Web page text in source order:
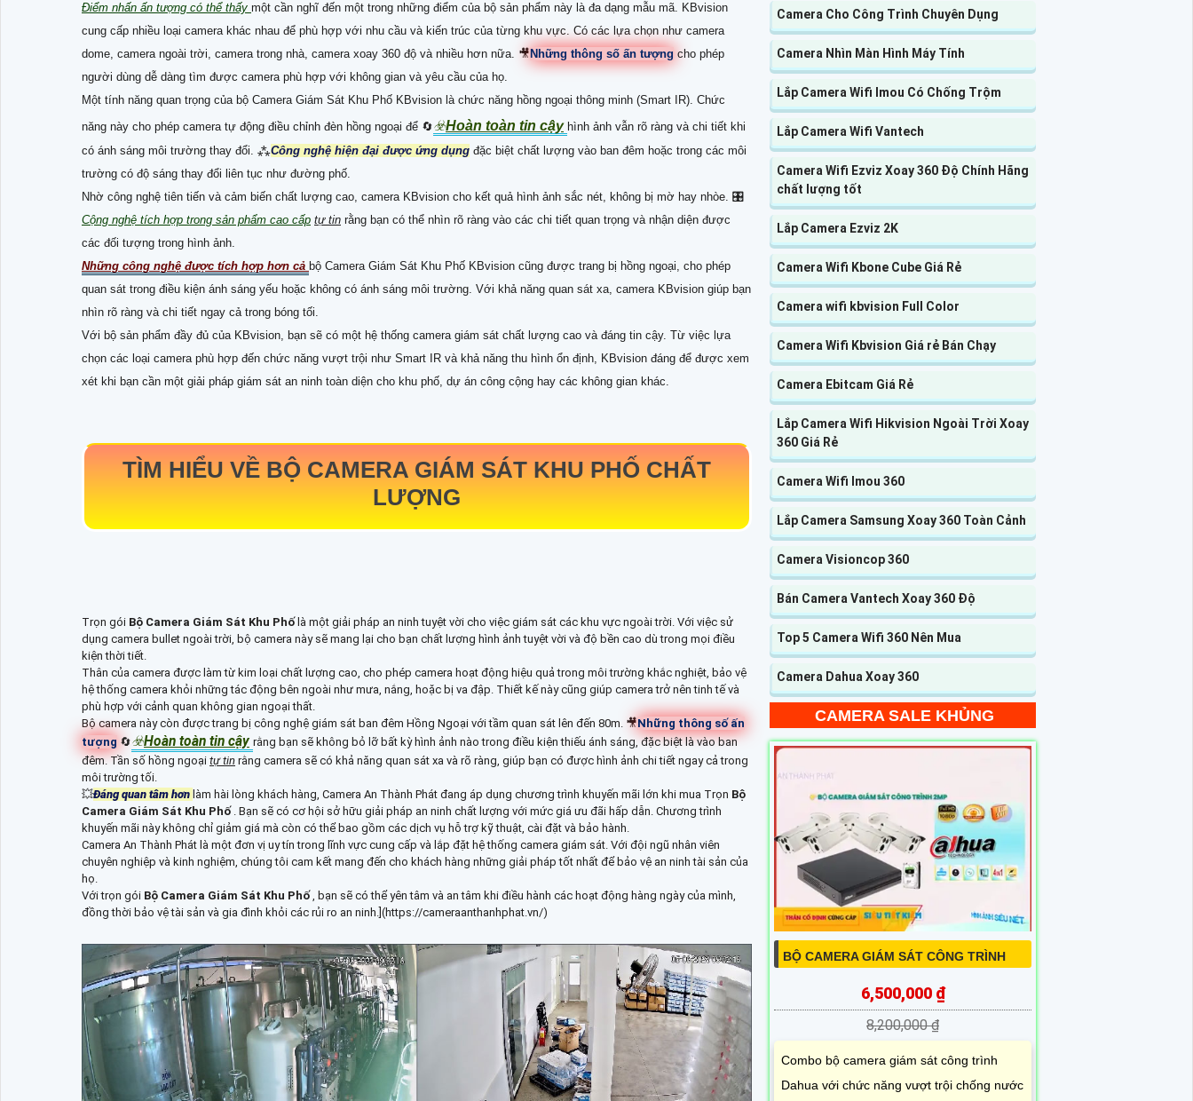
Điểm nhấn ấn tượng có thể thấy một cần nghĩ đến một trong những điểm của bộ sản phẩm này là đa dạng mẫu mã. KBvision
cung cấp nhiều loại camera khác nhau để phù hợp với nhu cầu và kiến trúc của từng khu vực. Có các lựa chọn như camera
dome, camera ngoài trời, camera trong nhà, camera xoay 360 độ và nhiều hơn nữa. 🎥 Những thông số ấn tượng cho phép
người dùng dễ dàng tìm được camera phù hợp với không gian và yêu cầu của họ.
Một tính năng quan trọng của bộ Camera Giám Sát Khu Phố KBvision là chức năng hồng ngoại thông minh (Smart IR). Chức
năng này cho phép camera tự động điều chỉnh đèn hồng ngoại để 🔄☣️Hoàn toàn tin cậy hình ảnh vẫn rõ ràng và chi tiết khi
có ánh sáng môi trường thay đổi. ⁂Công nghệ hiện đại được ứng dụng đặc biệt chất lượng vào ban đêm hoặc trong các môi
trường có độ sáng thay đổi liên tục như đường phố.
Nhờ công nghệ tiên tiến và cảm biến chất lượng cao, camera KBvision cho kết quả hình ảnh sắc nét, không bị mờ hay nhòe. 🎛
Cộng nghệ tích hợp trong sản phẩm cao cấp tự tin rằng bạn có thể nhìn rõ ràng vào các chi tiết quan trọng và nhận diện được
các đối tượng trong hình ảnh.
Những công nghệ được tích hợp hơn cả bộ Camera Giám Sát Khu Phố KBvision cũng được trang bị hồng ngoại, cho phép
quan sát trong điều kiện ánh sáng yếu hoặc không có ánh sáng môi trường. Với khả năng quan sát xa, camera KBvision giúp bạn
nhìn rõ ràng và chi tiết ngay cả trong bóng tối.
Với bộ sản phẩm đầy đủ của KBvision, bạn sẽ có một hệ thống camera giám sát chất lượng cao và đáng tin cậy. Từ việc lựa
chọn các loại camera phù hợp đến chức năng vượt trội như Smart IR và khả năng thu hình ổn định, KBvision đáng để được xem
xét khi bạn cần một giải pháp giám sát an ninh toàn diện cho khu phố, dự án công cộng hay các không gian khác.
TÌM HIỂU VỀ BỘ CAMERA GIÁM SÁT KHU PHỐ CHẤT
LƯỢNG
Trọn gói Bộ Camera Giám Sát Khu Phố là một giải pháp an ninh tuyệt vời cho việc giám sát các khu vực ngoài trời. Với việc sử
dụng camera bullet ngoài trời, bộ camera này sẽ mang lại cho bạn chất lượng hình ảnh tuyệt vời và độ bền cao dù trong mọi điều
kiện thời tiết.
Thân của camera được làm từ kim loại chất lượng cao, cho phép camera hoạt động hiệu quả trong môi trường khắc nghiệt, bảo vệ
hệ thống camera khỏi những tác động bên ngoài như mưa, nắng, hoặc bị va đập. Thiết kế này cũng giúp camera trở nên tinh tế và
phù hợp với cảnh quan không gian ngoại thất.
Bộ camera này còn được trang bị công nghệ giám sát ban đêm Hồng Ngoại với tầm quan sát lên đến 80m. 🎥Những thông số ấn
tượng 🔄☣️Hoàn toàn tin cậy rằng bạn sẽ không bỏ lỡ bất kỳ hình ảnh nào trong điều kiện thiếu ánh sáng, đặc biệt là vào ban
đêm. Tần số hồng ngoại tự tin rằng camera sẽ có khả năng quan sát xa và rõ ràng, giúp bạn có được hình ảnh chi tiết ngay cả trong
môi trường tối.
💥Đáng quan tâm hơn làm hài lòng khách hàng, Camera An Thành Phát đang áp dụng chương trình khuyến mãi lớn khi mua Trọn Bộ
Camera Giám Sát Khu Phố . Bạn sẽ có cơ hội sở hữu giải pháp an ninh chất lượng với mức giá ưu đãi hấp dẫn. Chương trình
khuyến mãi này không chỉ giảm giá mà còn có thể bao gồm các dịch vụ hỗ trợ kỹ thuật, cài đặt và bảo hành.
Camera An Thành Phát là một đơn vị uy tín trong lĩnh vực cung cấp và lắp đặt hệ thống camera giám sát. Với đội ngũ nhân viên
chuyên nghiệp và kinh nghiệm, chúng tôi cam kết mang đến cho khách hàng những giải pháp tốt nhất để bảo vệ an ninh tài sản của
họ.
Với trọn gói Bộ Camera Giám Sát Khu Phố, bạn sẽ có thể yên tâm và an tâm khi điều hành các hoạt động hàng ngày của mình,
đồng thời bảo vệ tài sản và gia đình khỏi các rủi ro an ninh.](https://cameraanthanhphat.vn/)
Camera Cho Công Trình Chuyên Dụng
Camera Nhìn Màn Hình Máy Tính
Lắp Camera Wifi Imou Có Chống Trộm
Lắp Camera Wifi Vantech
Camera Wifi Ezviz Xoay 360 Độ Chính Hãng
chất lượng tốt
Lắp Camera Ezviz 2K
Camera Wifi Kbone Cube Giá Rẻ
Camera wifi kbvision Full Color
Camera Wifi Kbvision Giá rẻ Bán Chạy
Camera Ebitcam Giá Rẻ
Lắp Camera Wifi Hikvision Ngoài Trời Xoay
360 Giá Rẻ
Camera Wifi Imou 360
Lắp Camera Samsung Xoay 360 Toàn Cảnh
Camera Visioncop 360
Bán Camera Vantech Xoay 360 Độ
Top 5 Camera Wifi 360 Nên Mua
Camera Dahua Xoay 360
CAMERA SALE KHỦNG
BỘ CAMERA GIÁM SÁT CÔNG TRÌNH
6,500,000 ₫
8,200,000 ₫
Combo bộ camera giám sát công trình
Dahua với chức năng vượt trội chống nước